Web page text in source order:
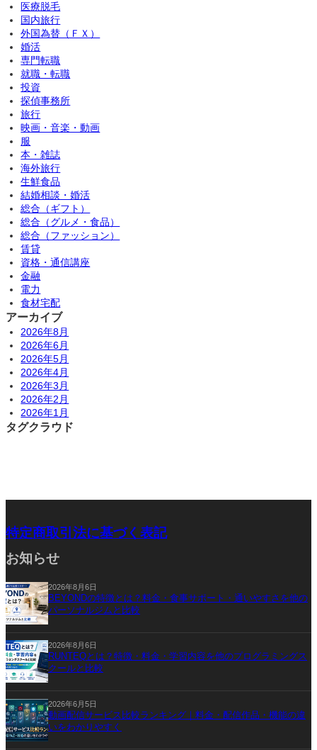
医療脱毛
国内旅行
外国為替（ＦＸ）
婚活
専門転職
就職・転職
投資
探偵事務所
旅行
映画・音楽・動画
服
本・雑誌
海外旅行
生鮮食品
結婚相談・婚活
総合（ギフト）
総合（グルメ・食品）
総合（ファッション）
賃貸
資格・通信講座
金融
電力
食材宅配
アーカイブ
2026年8月
2026年6月
2026年5月
2026年4月
2026年3月
2026年2月
2026年1月
タグクラウド
特定商取引法に基づく表記
お知らせ
2026年8月6日
BEYONDの特徴とは？料金・食事サポート・通いやすさを他の
パーソナルジムと比較
2026年8月6日
RUNTEQとは？特徴・料金・学習内容を他のプログラミングス
クールと比較
2026年6月5日
動画配信サービス比較ランキング｜料金・配信作品・機能の違
いをわかりやすく